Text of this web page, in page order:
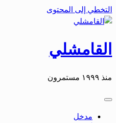
التخطي إلى المحتوى
القامشلي
منذ ١٩٩٩ مستمرون
مدخل